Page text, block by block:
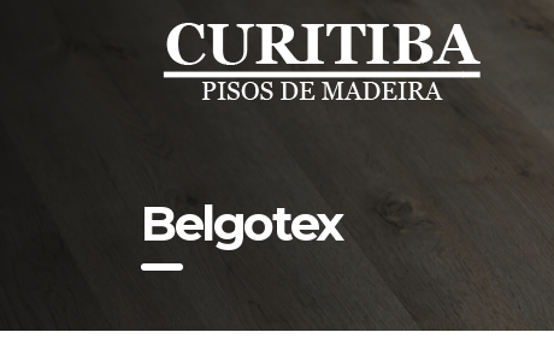
Belgotex